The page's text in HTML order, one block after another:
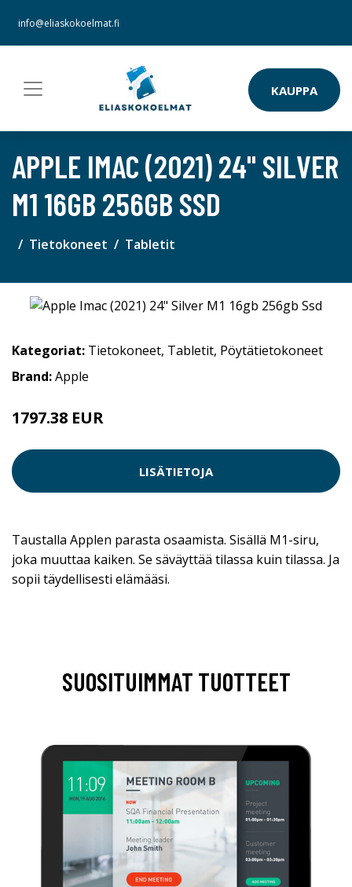
info@eliaskokoelmat.fi
KAUPPA
APPLE IMAC (2021) 24" SILVER
M1 16GB 256GB SSD
Tietokoneet Tabletit
Kategoriat: Tietokoneet, Tabletit, Pöytätietokoneet
Brand:Apple
1797.38 EUR
LISÄTIETOJA
Taustalla Applen parasta osaamista. Sisällä M1-siru,
joka muuttaa kaiken. Se säväyttää tilassa kuin tilassa. Ja
sopii täydellisesti elämääsi.
SUOSITUIMMAT TUOTTEET